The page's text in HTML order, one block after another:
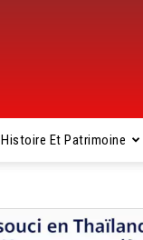
Histoire Et Patrimoine